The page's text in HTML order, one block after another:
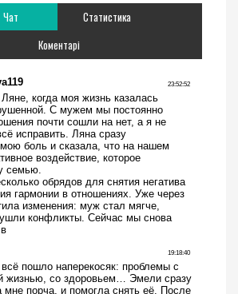
Чат
Статистика
Коментарі